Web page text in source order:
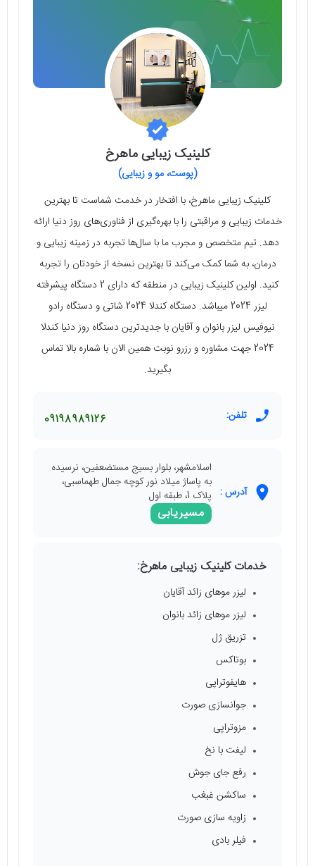
کلینیک زیبایی ماهرخ
(پوست، مو و زیبایی)
کلینیک زیبایی ماهرخ، با افتخار در خدمت شماست تا بهترین
خدمات زیبایی و مراقبتی را با بهره‌گیری از فناوری‌های روز دنیا ارائه
دهد. تیم متخصص و مجرب ما با سال‌ها تجربه در زمینه زیبایی و
درمان، به شما کمک می‌کند تا بهترین نسخه از خودتان را تجربه
کنید. اولین کلینیک زیبایی در منطقه که دارای 2 دستگاه پیشرفته
لیزر 2024 میباشد. دستگاه کندلا 2024 شاتی و دستگاه رادو
نیوفیس لیزر بانوان و آقایان با جدیدترین دستگاه روز دنیا کندلا
2024 جهت مشاوره و رزرو نوبت همین الان با شماره بالا تماس
بگیرید.
تلفن: 09198989126
آدرس :
اسلامشهر، بلوار بسیج مستضعفین، نرسیده
به پاساژ میلاد نور کوچه جمال طهماسبی،
پلاک 1، طبقه اول
مسیریابی
خدمات کلینیک زیبایی ماهرخ:
لیزر موهای زائد آقایان
لیزر موهای زائد بانوان
تزریق ژل
بوتاکس
هایفوتراپی
جوانسازی صورت
مزوتراپی
لیفت با نخ
رفع جای جوش
ساکشن غبغب
زاویه سازی صورت
فیلر بادی